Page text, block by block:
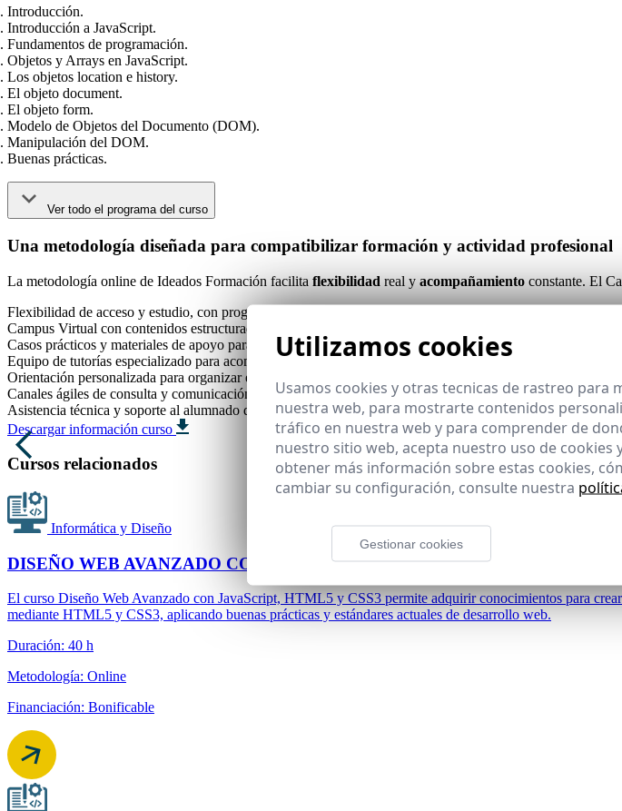
Introducción.
Introducción a JavaScript.
Fundamentos de programación.
Objetos y Arrays en JavaScript.
Los objetos location e history.
El objeto document.
El objeto form.
Modelo de Objetos del Documento (DOM).
Manipulación del DOM.
Buenas prácticas.
Ver todo el programa del curso
Una metodología diseñada para compatibilizar formación y actividad profesional
La metodología online de Ideados Formación facilita flexibilidad real y acompañamiento constante. El
Flexibilidad de acceso y estudio, con progresión al ritmo individual.
Campus Virtual con contenidos estructurados, multimedia y evaluaciones integradas.
Casos prácticos y materiales de apoyo para transferencia al entorno profesional.
Equipo de tutorías especializado para acompañamiento académico continuado.
Orientación personalizada para organizar el estudio y mantener la continuidad.
Canales ágiles de consulta y comunicación con el equipo docente.
Asistencia técnica y soporte al alumnado durante toda la formación.
Descargar información curso
Cursos relacionados
Informática y Diseño
DISEÑO WEB AVANZADO CON JAVASCRIPT, HTML5 Y CSS3
El curso Diseño Web Avanzado con JavaScript, HTML5 y CSS3 permite adquirir conocimientos para
mediante HTML5 y CSS3, aplicando buenas prácticas y estándares actuales de desarrollo web.
Duración: 40 h
Metodología: Online
Financiación: Bonificable
Utilizamos cookies
Usamos cookies y otras tecnicas de rastreo para
nuestra web, para mostrarte contenidos
tráfico en nuestra web y para comprender de
nuestro sitio web, acepta nuestro uso de cookies
obtener más información sobre estas cookies,
cambiar su configuración, consulte nuestra
Gestionar cookies